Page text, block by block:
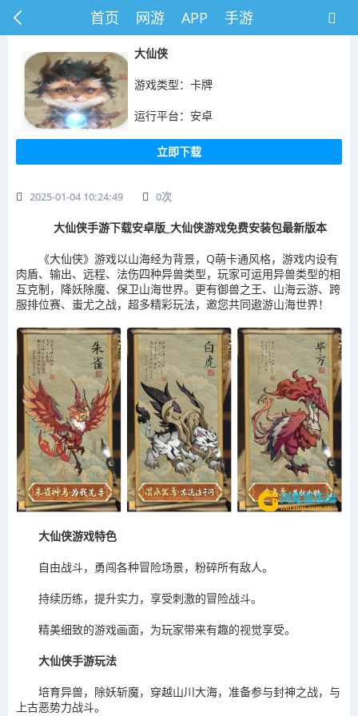
首页 网游 APP 手游
​大仙侠
游戏类型：卡牌
运行平台：安卓
立即下载
2025-01-04 10:24:49 0次
大仙侠手游下载安卓版_大仙侠游戏免费安装包最新版本
《大仙侠》游戏以山海经为背景，Q萌卡通风格，游戏内设有
肉盾、输出、远程、法伤四种异兽类型，玩家可运用异兽类型的相
互克制，降妖除魔、保卫山海世界。更有御兽之王、山海云游、跨
服排位赛、蚩尤之战，超多精彩玩法，邀您共同遨游山海世界！
大仙侠游戏特色
自由战斗，勇闯各种冒险场景，粉碎所有敌人。
持续历练，提升实力，享受刺激的冒险战斗。
精美细致的游戏画面，为玩家带来有趣的视觉享受。
大仙侠手游玩法
培育异兽，除妖斩魔，穿越山川大海，准备参与封神之战，与
上古恶势力战斗。